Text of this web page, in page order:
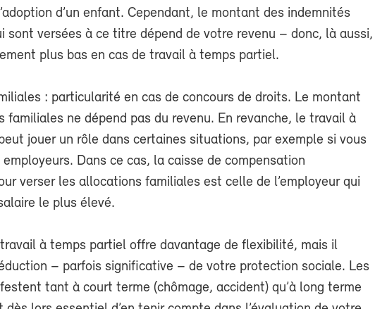
d’un enfant. Cependant, le montant des indemnités
sont versées à ce titre dépend de votre revenu – donc, là aussi,
plus bas en cas de travail à temps partiel.
: particularité en cas de concours de droits. Le montant
familiales ne dépend pas du revenu. En revanche, le travail à
jouer un rôle dans certaines situations, par exemple si vous
Dans ce cas, la caisse de compensation
verser les allocations familiales est celle de l’employeur qui
le plus élevé.
à temps partiel offre davantage de flexibilité, mais il
– parfois significative – de votre protection sociale. Les
tant à court terme (chômage, accident) qu’à long terme